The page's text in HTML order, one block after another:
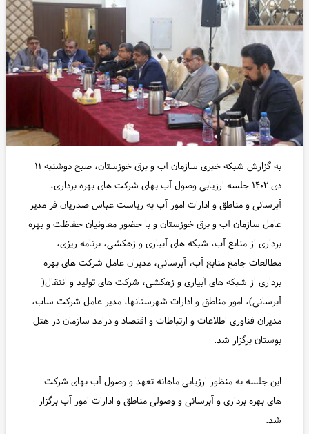
به گزارش شبکه خبری سازمان آب و برق خوزستان، صبح دوشنبه ۱۱
دی ۱۴۰۲ جلسه ارزیابی وصول آب بهای شرکت های بهره برداری،
آبرسانی و مناطق و ادارات امور آب به ریاست عباس صدریان فر مدیر
عامل سازمان آب و برق خوزستان و با حضور معاونیان حفاظت و بهره
برداری از منابع آب، شبکه های آبیاری و زهکشی، برنامه ریزی،
مطالعات جامع منابع آب، آبرسانی، مدیران عامل شرکت های بهره
برداری از شبکه های آبیاری و زهکشی، شرکت های تولید و انتقال(
آبرسانی)، امور مناطق و ادارات شهرستانها، مدیر عامل شرکت ساب،
مدیران فناوری اطلاعات و ارتباطات و اقتصاد و درامد سازمان در هتل
بوستان برگزار شد.
این جلسه به منظور ارزیابی ماهانه تعهد و وصول آب بهای شرکت
های بهره برداری و آبرسانی و وصولی مناطق و ادارات امور آب برگزار
شد.